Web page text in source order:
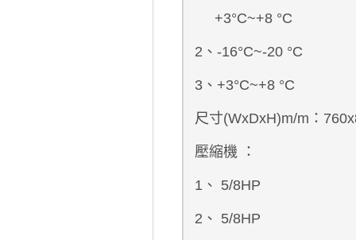
+3°C~+8 °C
2、-16°C~-20 °C
3、+3°C~+8 °C
尺寸(WxDxH)m/m：
壓縮機 ：
1、 5/8HP
2、 5/8HP